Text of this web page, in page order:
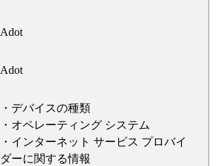
Adot
Adot
・デバイスの種類
・オペレーティング システム
・インターネット サービス プロバイ
ダーに関する情報